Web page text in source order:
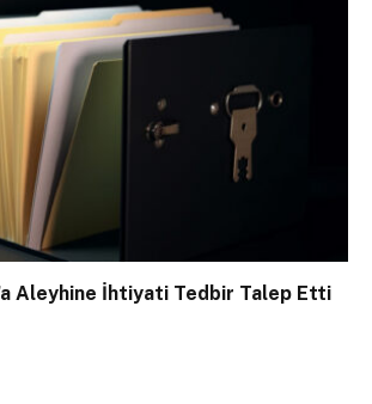
Aleyhine İhtiyati Tedbir Talep Etti